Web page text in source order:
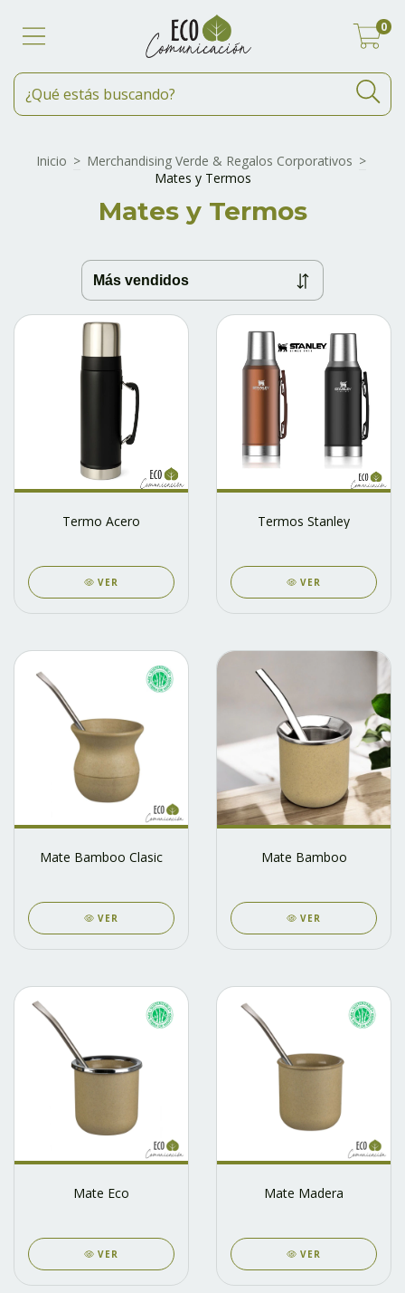
0
Inicio > Merchandising Verde & Regalos Corporativos >
Mates y Termos
Mates y Termos
Termo Acero
VER
Termos Stanley
VER
Mate Bamboo Clasic
VER
Mate Bamboo
VER
Mate Eco
VER
Mate Madera
VER